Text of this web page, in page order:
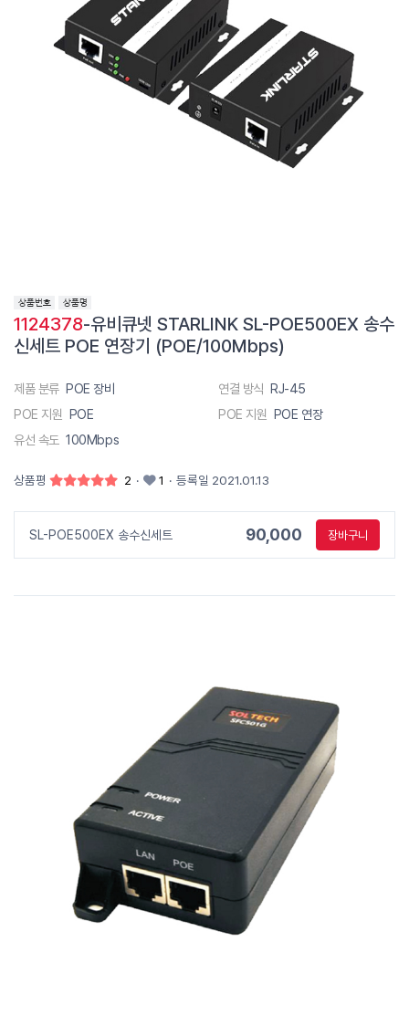
1124378-유비큐넷 STARLINK SL-POE500EX 송수
신세트 POE 연장기 (POE/100Mbps)
제품 분류 POE 장비 연결 방식 RJ-45
POE 지원 POE POE 지원 POE 연장
유선 속도 100Mbps
상품평 2 · 1 · 등록일 2021.01.13
SL-POE500EX 송수신세트 90,000 장바구니